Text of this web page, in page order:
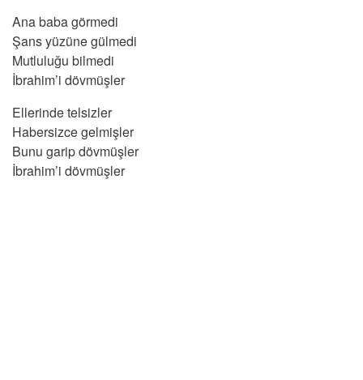
Ana baba görmedi
Şans yüzüne gülmedi
Mutluluğu bilmedi
İbrahim’i dövmüşler
Ellerinde telsizler
Habersizce gelmişler
Bunu garip dövmüşler
İbrahim’i dövmüşler